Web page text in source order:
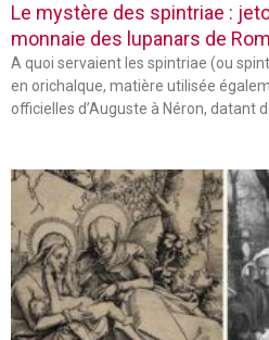
Le mystère des spintriae :
monnaie des lupanars de
A quoi servaient les spintriae (ou
en orichalque, matière utilisée
officielles d’Auguste à Néron, datant